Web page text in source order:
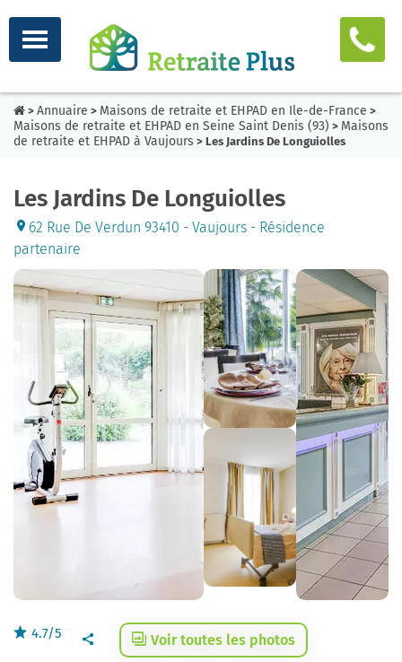
> Annuaire > Maisons de retraite et EHPAD en Ile-de-France >
Maisons de retraite et EHPAD en Seine Saint Denis (93) > Maisons
de retraite et EHPAD à Vaujours > Les Jardins De Longuiolles
Les Jardins De Longuiolles
62 Rue De Verdun 93410 - Vaujours - Résidence
partenaire
4.7/5 Voir toutes les photos